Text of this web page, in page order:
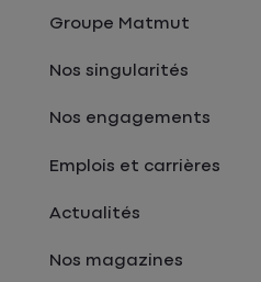
Groupe Matmut
Nos singularités
Nos engagements
Emplois et carrières
Actualités
Nos magazines